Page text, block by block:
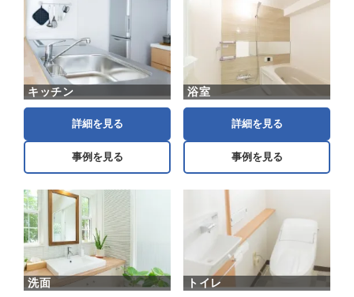
キッチン
詳細を見る
事例を見る
浴室
詳細を見る
事例を見る
洗面 トイレ